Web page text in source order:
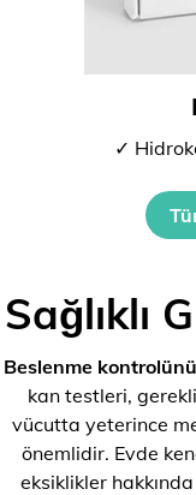
✓
Sağlıklı
Beslenme
kan testleri,
vücutta yeterince
önemlidir. Evde
eksiklikler